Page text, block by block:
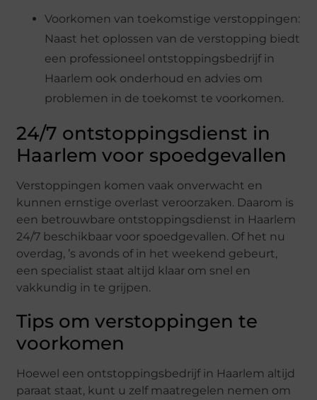
Voorkomen van toekomstige verstoppingen:
Naast het oplossen van de verstopping biedt
een professioneel ontstoppingsbedrijf in
Haarlem ook onderhoud en advies om
problemen in de toekomst te voorkomen.
24/7 ontstoppingsdienst in
Haarlem voor spoedgevallen
Verstoppingen komen vaak onverwacht en
kunnen ernstige overlast veroorzaken. Daarom is
een betrouwbare ontstoppingsdienst in Haarlem
24/7 beschikbaar voor spoedgevallen. Of het nu
overdag, ’s avonds of in het weekend gebeurt,
een specialist staat altijd klaar om snel en
vakkundig in te grijpen.
Tips om verstoppingen te
voorkomen
Hoewel een ontstoppingsbedrijf in Haarlem altijd
paraat staat, kunt u zelf maatregelen nemen om